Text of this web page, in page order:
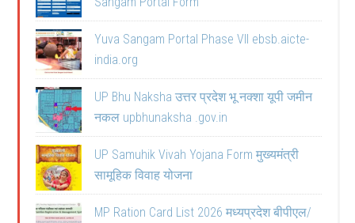
Yuva Sangam Portal Phase VII ebsb.aicte-
india.org
UP Bhu Naksha उत्तर प्रदेश भू नक्शा यूपी जमीन
नकल upbhunaksha .gov.in
UP Samuhik Vivah Yojana Form मुख्यमंत्री
सामूहिक विवाह योजना
MP Ration Card List 2026 मध्यप्रदेश बीपीएल/